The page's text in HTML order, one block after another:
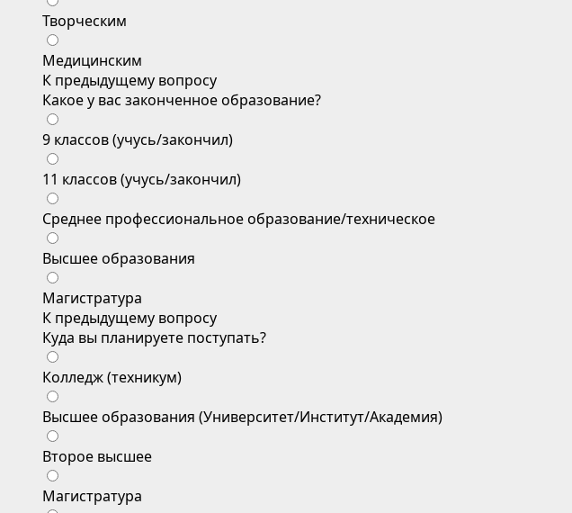
Творческим
Медицинским
К предыдущему вопросу
Какое у вас законченное образование?
9 классов (учусь/закончил)
11 классов (учусь/закончил)
Среднее профессиональное образование/техническое
Высшее образования
Магистратура
К предыдущему вопросу
Куда вы планируете поступать?
Колледж (техникум)
Высшее образования (Университет/Институт/Академия)
Второе высшее
Магистратура